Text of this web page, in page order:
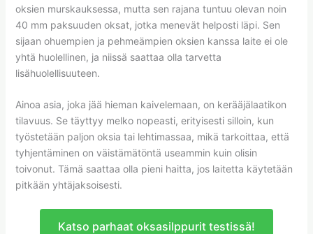
oksien murskauksessa, mutta sen rajana tuntuu olevan noin
40 mm paksuuden oksat, jotka menevät helposti läpi. Sen
sijaan ohuempien ja pehmeämpien oksien kanssa laite ei ole
yhtä huolellinen, ja niissä saattaa olla tarvetta
lisähuolellisuuteen.
Ainoa asia, joka jää hieman kaivelemaan, on kerääjälaatikon
tilavuus. Se täyttyy melko nopeasti, erityisesti silloin, kun
työstetään paljon oksia tai lehtimassaa, mikä tarkoittaa, että
tyhjentäminen on väistämätöntä useammin kuin olisin
toivonut. Tämä saattaa olla pieni haitta, jos laitetta käytetään
pitkään yhtäjaksoisesti.
Katso parhaat oksasilppurit testissä!